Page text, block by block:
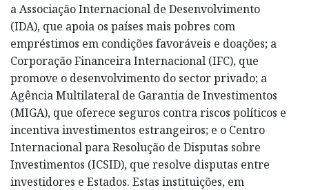
a Associação Internacional de Desenvolvimento
(IDA), que apoia os países mais pobres com
empréstimos em condições favoráveis e doações; a
Corporação Financeira Internacional (IFC), que
promove o desenvolvimento do sector privado; a
Agência Multilateral de Garantia de Investimentos
(MIGA), que oferece seguros contra riscos políticos e
incentiva investimentos estrangeiros; e o Centro
Internacional para Resolução de Disputas sobre
Investimentos (ICSID), que resolve disputas entre
investidores e Estados. Estas instituições, em